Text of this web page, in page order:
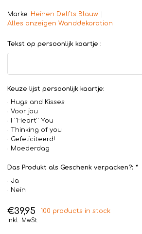
Marke: Heinen Delfts Blauw
Alles anzeigen Wanddekoration
Tekst op persoonlijk kaartje :
Keuze lijst persoonlijk kaartje:
Hugs and Kisses
Voor jou
I ''Heart'' You
Thinking of you
Gefeliciteerd!
Moederdag
Das Produkt als Geschenk verpacken?: *
Ja
Nein
€39,95
100 products in stock
Inkl. MwSt.